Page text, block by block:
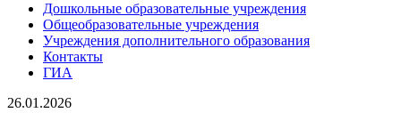
Дошкольные образовательные учреждения
Общеобразовательные учреждения
Учреждения дополнительного образования
Контакты
ГИА
26.01.2026